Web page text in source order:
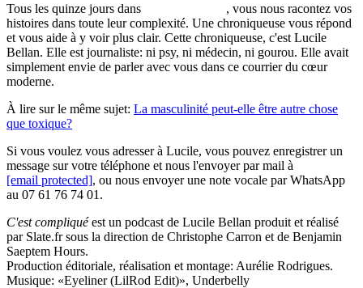
Tous les quinze jours dans
, vous nous racontez vos
histoires dans toute leur complexité. Une chroniqueuse vous répond
et vous aide à y voir plus clair. Cette chroniqueuse, c'est Lucile
Bellan. Elle est journaliste: ni psy, ni médecin, ni gourou. Elle avait
simplement envie de parler avec vous dans ce courrier du cœur
moderne.
À lire sur le même sujet: La masculinité peut-elle être autre chose
que toxique?
Si vous voulez vous adresser à Lucile, vous pouvez enregistrer un
message sur votre téléphone et nous l'envoyer par mail à
[email protected], ou nous envoyer une note vocale par WhatsApp
au 07 61 76 74 01.
C'est compliquéest un podcast de Lucile Bellan produit et réalisé
par Slate.fr sous la direction de Christophe Carron et de Benjamin
Saeptem Hours.
Production éditoriale, réalisation et montage: Aurélie Rodrigues.
Musique: «Eyeliner (LilRod Edit)», Underbelly